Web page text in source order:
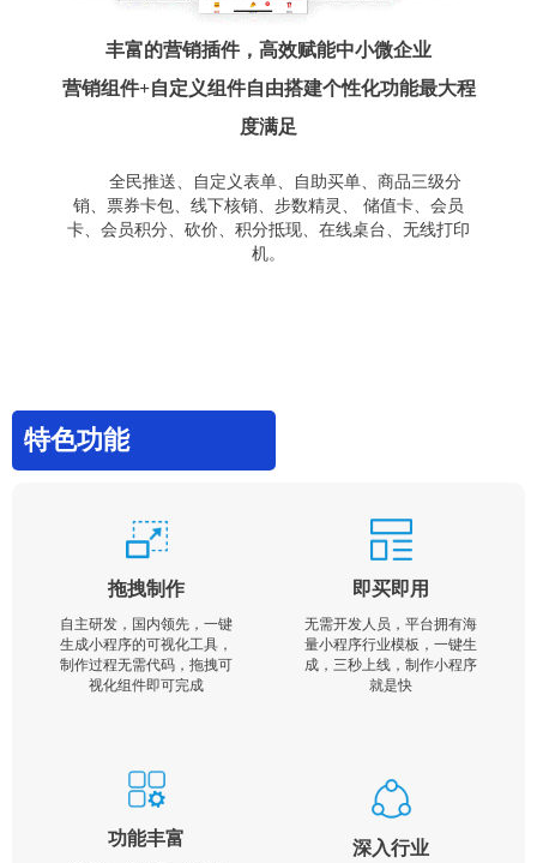
丰富的营销插件，高效赋能中小微企业
营销组件+自定义组件自由搭建个性化功能最大程
度满足
全民推送、自定义表单、自助买单、商品三级分
销、票券卡包、线下核销、步数精灵、 储值卡、会员
卡、会员积分、砍价、积分抵现、在线桌台、无线打印
机。
特色功能
拖拽制作
自主研发，国内领先，一键
生成小程序的可视化工具，
制作过程无需代码，拖拽可
视化组件即可完成
即买即用
无需开发人员，平台拥有海
量小程序行业模板，一键生
成，三秒上线，制作小程序
就是快
功能丰富 深入行业